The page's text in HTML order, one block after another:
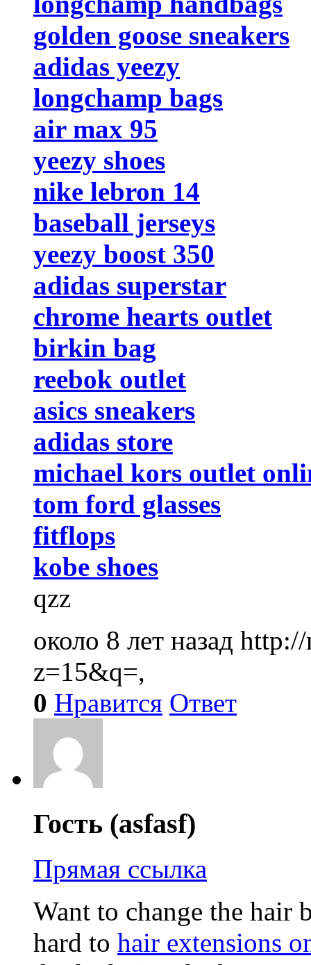
golden goose sneakers
adidas yeezy
longchamp bags
air max 95
yeezy shoes
nike lebron 14
baseball jerseys
yeezy boost 350
adidas superstar
chrome hearts outlet
birkin bag
reebok outlet
asics sneakers
adidas store
michael kors outlet
tom ford glasses
fitflops
kobe shoes
qzz
около 8 лет назад http://
z=15&q=,
0 Нравится Ответ
Гость (asfasf)
Прямая ссылка
Want to change the hair
hard to hair extensions